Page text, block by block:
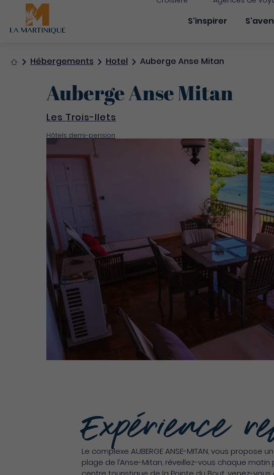
Navigation
S'inspirer
Accueil
Hébergements Hotel Auberge Anse Mitan
Auberge Anse Mitan
Les Trois-Ilets
Hôtels demi-pension
Expérience
Le complexe AUBERGE ANSE-MITAN, vous
plage de l’Anse-Mitan, réveillez-vous chaque